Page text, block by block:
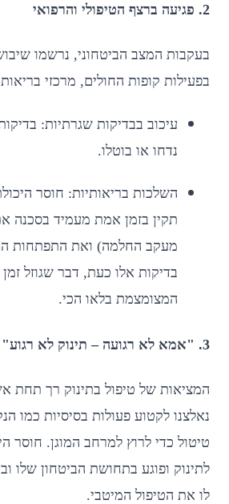
2. פגיעה ברצף הטיפולי והרפואי
בעקבות המצב הביטחוני, נרשמו
בפעילות קופות החולים, מרכזי
עיכוב בבדיקות שגרתיות:
נדחו או בוטלו.
השלכות בריאותיות: חוסר
תקין בזמן אמת מעמיד בסכנה
מעקב החלמה) ואת התפתחות
בדיקות אלו כעת, דבר שגוזל
המצומצמת בלאו הכי.
3. "אמא לא רגועה – תינוק לא רגוע"
המציאות של טיפול בתינוק רך תחת
נאלצנו לקטוע פעולות בסיסיות כמו
טיטול כדי לרוץ למרחב המוגן. חוסר
לתינוק ופוגע בתחושת הביטחון שלו
לו את הטיפול המיטבי.